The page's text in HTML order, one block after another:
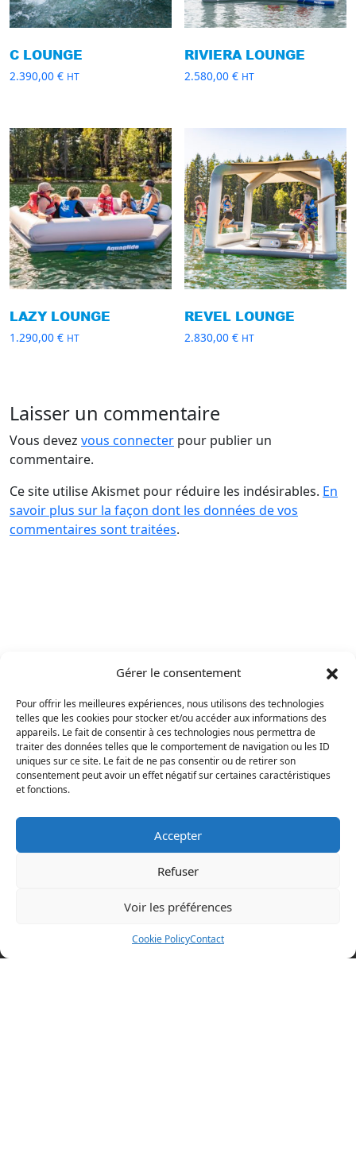
Gérer le consentement
Pour offrir les meilleures expériences, nous utilisons des technologies
telles que les cookies pour stocker et/ou accéder aux informations des
appareils. Le fait de consentir à ces technologies nous permettra de
traiter des données telles que le comportement de navigation ou les ID
uniques sur ce site. Le fait de ne pas consentir ou de retirer son
consentement peut avoir un effet négatif sur certaines caractéristiques
et fonctions.
Accepter
Refuser
Voir les préférences
Cookie PolicyContact
C LOUNGE
2.390,00 € HT
RIVIERA LOUNGE
2.580,00€ HT
LAZY LOUNGE
1.290,00 € HT
REVEL LOUNGE
2.830,00€ HT
Laisser un commentaire
Vous devez vous connecter pour publier un
commentaire.
Ce site utilise Akismet pour réduire les indésirables. En
savoir plus sur la façon dont les données de vos
commentaires sont traitées.
Politique en matière de cookies